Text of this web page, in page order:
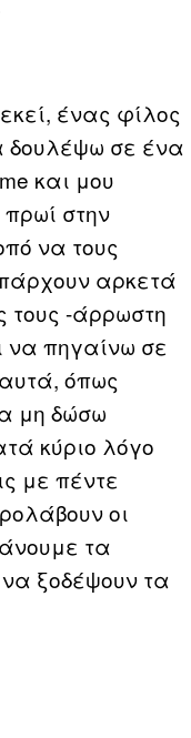
ένας φίλος
δουλέψω σε ένα
και μου
στην
να τους
αρκετά
τους -άρρωστη
να πηγαίνω σε
όπως
μη δώσω
κύριο λόγο
με πέντε
οι
τα
ξοδέψουν τα